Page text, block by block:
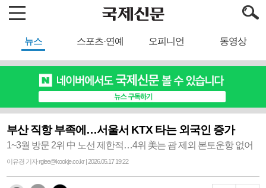
뉴스 스포츠·연예 오피니언 동영상
부산 직항 부족에…서울서 KTX 타는 외국인 증가
1~3월 방문 2위 中 노선 제한적…4위 美는 괌 제외 본토운항 없어
이유경 기자 rglee@kookje.co.kr | 2026.05.17 19:22